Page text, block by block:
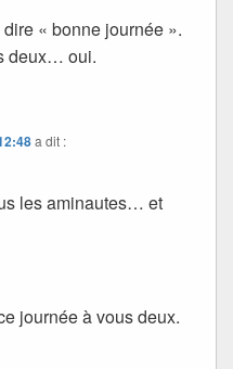
dire « bonne journée ».
deux… oui.
a dit :
les aminautes… et
journée à vous deux.